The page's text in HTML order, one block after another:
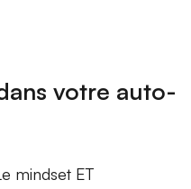
votre auto-
mindset ET